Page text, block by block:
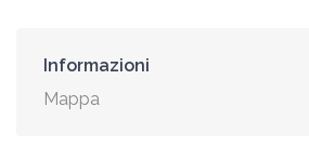
Informazioni
Mappa